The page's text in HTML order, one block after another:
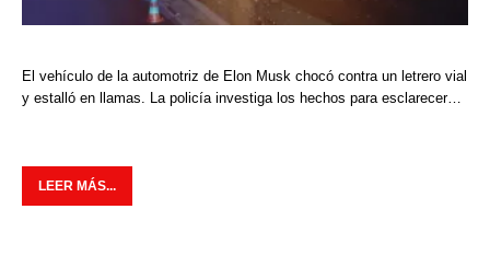
El vehículo de la automotriz de Elon Musk chocó contra un letrero vial
y estalló en llamas. La policía investiga los hechos para esclarecer…
LEER MÁS...